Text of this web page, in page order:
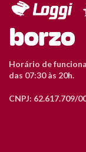
Horário de
das 07:30 às 20h.
CNPJ: 62.617.709/